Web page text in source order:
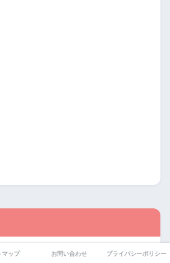
マップ お問い合わせ プライバシーポリシー